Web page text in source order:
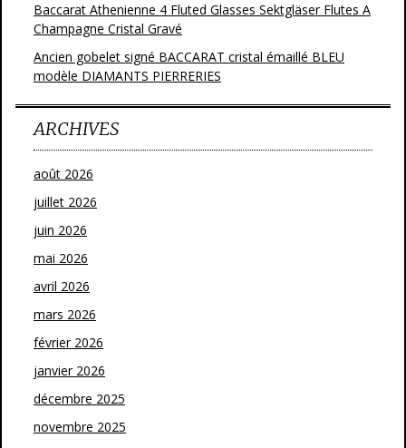
Baccarat Athenienne 4 Fluted Glasses Sektgläser Flutes A
Champagne Cristal Gravé
Ancien gobelet signé BACCARAT cristal émaillé BLEU
modèle DIAMANTS PIERRERIES
ARCHIVES
août 2026
juillet 2026
juin 2026
mai 2026
avril 2026
mars 2026
février 2026
janvier 2026
décembre 2025
novembre 2025